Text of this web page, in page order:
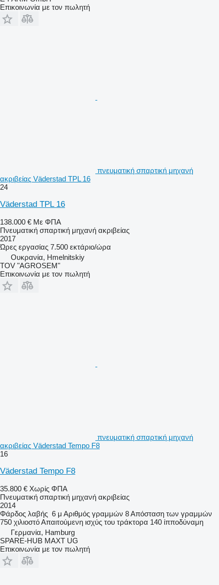
Επικοινωνία με τον πωλητή
πνευματική σπαρτική μηχανή
ακριβείας Väderstad TPL 16
24
Väderstad TPL 16
138.000 € Με ΦΠΑ
Πνευματική σπαρτική μηχανή ακριβείας
2017
Ώρες εργασίας 7.500 εκτάριο/ώρα
Ουκρανία, Hmelnitskiy
TOV "AGROSEM"
Επικοινωνία με τον πωλητή
πνευματική σπαρτική μηχανή
ακριβείας Väderstad Tempo F8
16
Väderstad Tempo F8
35.800 € Χωρίς ΦΠΑ
Πνευματική σπαρτική μηχανή ακριβείας
2014
Φάρδος λαβής 6 μ Αριθμός γραμμών 8Απόσταση των γραμμών
750 χιλιοστόΑπαιτούμενη ισχύς του τράκτορα 140 ίπποδύναμη
Γερμανία, Hamburg
SPARE-HUB MAXT UG
Επικοινωνία με τον πωλητή